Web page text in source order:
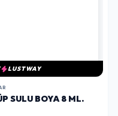
LUSTWAY
SULU BOYA 8 ML.